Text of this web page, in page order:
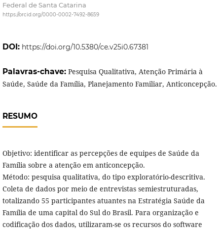
Federal de Santa Catarina
https://orcid.org/0000-0002-7492-8659
DOI: https://doi.org/10.5380/ce.v25i0.67381
Palavras-chave: Pesquisa Qualitativa, Atenção Primária à
Saúde, Saúde da Família, Planejamento Familiar, Anticoncepção.
RESUMO
Objetivo: identificar as percepções de equipes de Saúde da
Família sobre a atenção em anticoncepção.
Método: pesquisa qualitativa, do tipo exploratório-descritiva.
Coleta de dados por meio de entrevistas semiestruturadas,
totalizando 55 participantes atuantes na Estratégia Saúde da
Família de uma capital do Sul do Brasil. Para organização e
codificação dos dados, utilizaram-se os recursos do software